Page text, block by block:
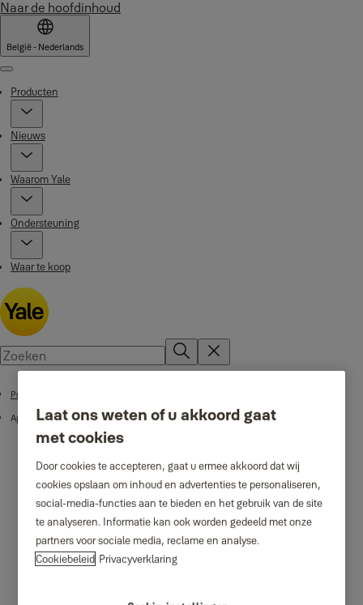
Naar de hoofdinhoud
België - Nederlands
Menu
Producten
Nieuws
Waarom Yale
Ondersteuning
Waar te koop
Product ondersteuning
Apps en integraties
Laat ons weten of u akkoord gaat
met cookies
Door cookies te accepteren, gaat u ermee akkoord dat wij
cookies opslaan om inhoud en advertenties te personaliseren,
social-media-functies aan te bieden en het gebruik van de site
te analyseren. Informatie kan ook worden gedeeld met onze
partners voor sociale media, reclame en analyse.
Cookiebeleid Privacyverklaring